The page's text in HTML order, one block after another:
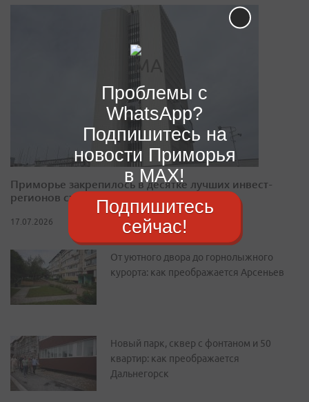
Приморье закрепилось в десятке лучших инвест-
регионов страны
17.07.2026
От уютного двора до горнолыжного
курорта: как преображается Арсеньев
Новый парк, сквер с фонтаном и 50
квартир: как преображается
Дальнегорск
Проблемы с
WhatsApp?
Подпишитесь на
новости Приморья
в MAX!
Подпишитесь
сейчас!